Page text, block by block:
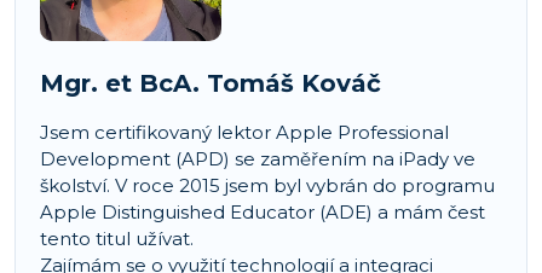
Mgr. et BcA. Tomáš Kováč
Jsem certifikovaný lektor Apple Professional
Development (APD) se zaměřením na iPady ve
školství. V roce 2015 jsem byl vybrán do programu
Apple Distinguished Educator (ADE) a mám čest
tento titul užívat.
Zajímám se o využití technologií a integraci